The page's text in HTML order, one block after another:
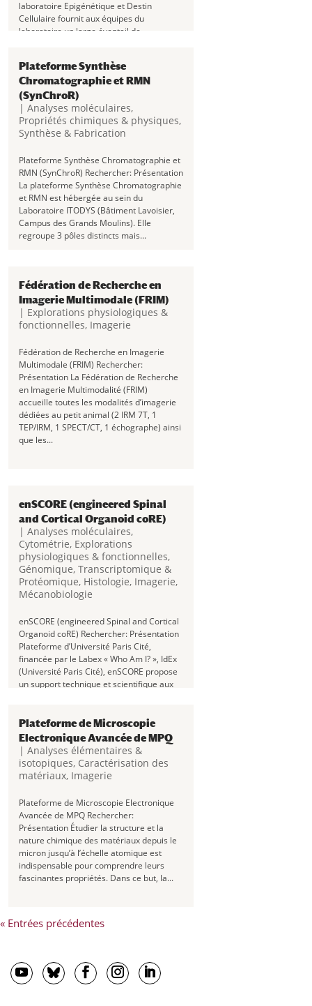
laboratoire Epigénétique et Destin
Cellulaire fournit aux équipes du
laboratoire un large éventail de...
Plateforme Synthèse
Chromatographie et RMN
(SynChroR)
| Analyses moléculaires,
Propriétés chimiques & physiques,
Synthèse & Fabrication
Plateforme Synthèse Chromatographie et
RMN (SynChroR) Rechercher: Présentation
La plateforme Synthèse Chromatographie
et RMN est hébergée au sein du
Laboratoire ITODYS (Bâtiment Lavoisier,
Campus des Grands Moulins). Elle
regroupe 3 pôles distincts mais...
Fédération de Recherche en
Imagerie Multimodale (FRIM)
| Explorations physiologiques &
fonctionnelles, Imagerie
Fédération de Recherche en Imagerie
Multimodale (FRIM) Rechercher:
Présentation La Fédération de Recherche
en Imagerie Multimodalité (FRIM)
accueille toutes les modalités d’imagerie
dédiées au petit animal (2 IRM 7T, 1
TEP/IRM, 1 SPECT/CT, 1 échographe) ainsi
que les...
enSCORE (engineered Spinal
and Cortical Organoid coRE)
| Analyses moléculaires,
Cytométrie, Explorations
physiologiques & fonctionnelles,
Génomique, Transcriptomique &
Protéomique, Histologie, Imagerie,
Mécanobiologie
enSCORE (engineered Spinal and Cortical
Organoid coRE) Rechercher: Présentation
Plateforme d’Université Paris Cité,
financée par le Labex « Who Am I? », IdEx
(Université Paris Cité), enSCORE propose
un support technique et scientifique aux
Plateforme de Microscopie
Electronique Avancée de MPQ
| Analyses élémentaires &
isotopiques, Caractérisation des
matériaux, Imagerie
Plateforme de Microscopie Electronique
Avancée de MPQ Rechercher:
Présentation Étudier la structure et la
nature chimique des matériaux depuis le
micron jusqu’à l’échelle atomique est
indispensable pour comprendre leurs
fascinantes propriétés. Dans ce but, la...
« Entrées précédentes